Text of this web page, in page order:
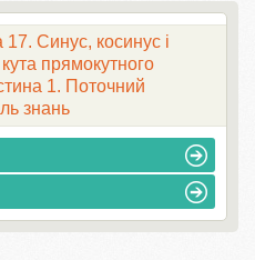
Синус, косинус і
прямокутного
1. Поточний
знань